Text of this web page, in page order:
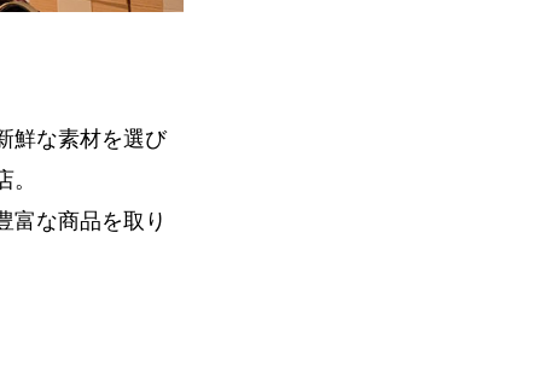
鮮な素材を選び
富な商品を取り